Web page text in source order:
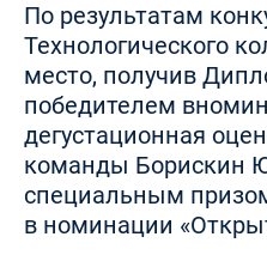
По результатам
Технологического
место, получив
победителем
дегустационная
команды Борискин
специальным
в номинации